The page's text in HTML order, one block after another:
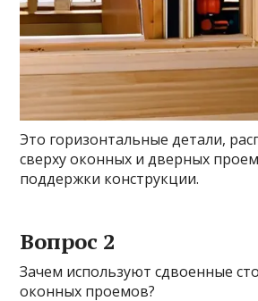
Это горизонтальные детали,
сверху оконных и дверных
поддержки конструкции.
Вопрос 2
Зачем используют сдвоенные
оконных проемов?